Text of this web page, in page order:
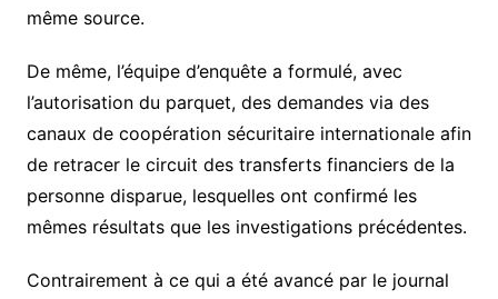
même source.
De même, l’équipe d’enquête a formulé, avec
l’autorisation du parquet, des demandes via des
canaux de coopération sécuritaire internationale afin
de retracer le circuit des transferts financiers de la
personne disparue, lesquelles ont confirmé les
mêmes résultats que les investigations précédentes.
Contrairement à ce qui a été avancé par le journal